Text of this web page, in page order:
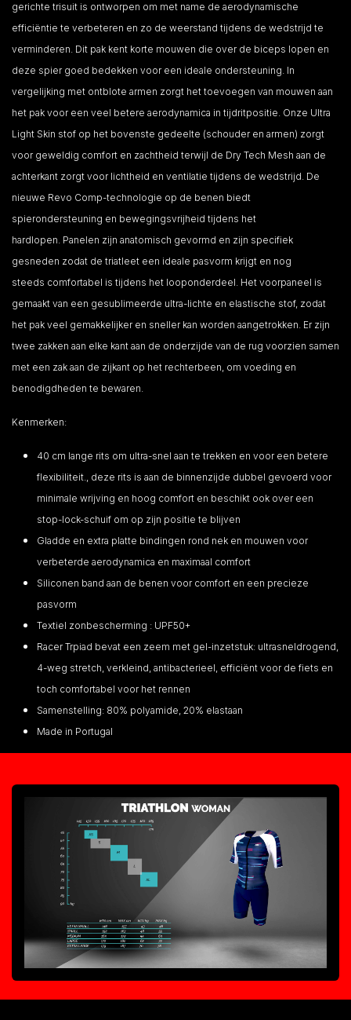
gerichte trisuit is ontworpen om met name de aerodynamische
efficiëntie te verbeteren en zo de weerstand tijdens de wedstrijd te
verminderen. Dit pak kent korte mouwen die over de biceps lopen en
deze spier goed bedekken voor een ideale ondersteuning. In
vergelijking met ontblote armen zorgt het toevoegen van mouwen aan
het pak voor een veel betere aerodynamica in tijdritpositie. Onze Ultra
Light Skin stof op het bovenste gedeelte (schouder en armen) zorgt
voor geweldig comfort en zachtheid terwijl de Dry Tech Mesh aan de
achterkant zorgt voor lichtheid en ventilatie tijdens de wedstrijd. De
nieuwe Revo Comp-technologie op de benen biedt
spierondersteuning en bewegingsvrijheid tijdens het
hardlopen. Panelen zijn anatomisch gevormd en zijn specifiek
gesneden zodat de triatleet een ideale pasvorm krijgt en nog
steeds comfortabel is tijdens het looponderdeel. Het voorpaneel is
gemaakt van een gesublimeerde ultra-lichte en elastische stof, zodat
het pak veel gemakkelijker en sneller kan worden aangetrokken. Er zijn
twee zakken aan elke kant aan de onderzijde van de rug voorzien samen
met een zak aan de zijkant op het rechterbeen, om voeding en
benodigdheden te bewaren.
Kenmerken:
40 cm lange rits om ultra-snel aan te trekken en voor een betere
flexibiliteit., deze rits is aan de binnenzijde dubbel gevoerd voor
minimale wrijving en hoog comfort en beschikt ook over een
stop-lock-schuif om op zijn positie te blijven
Gladde en extra platte bindingen rond nek en mouwen voor
verbeterde aerodynamica en maximaal comfort
Siliconen band aan de benen voor comfort en een precieze
pasvorm
Textiel zonbescherming : UPF50+
Racer Trpiad bevat een zeem met gel-inzetstuk: ultrasneldrogend,
4-weg stretch, verkleind, antibacterieel, efficiënt voor de fiets en
toch comfortabel voor het rennen
Samenstelling: 80% polyamide, 20% elastaan
Made in Portugal